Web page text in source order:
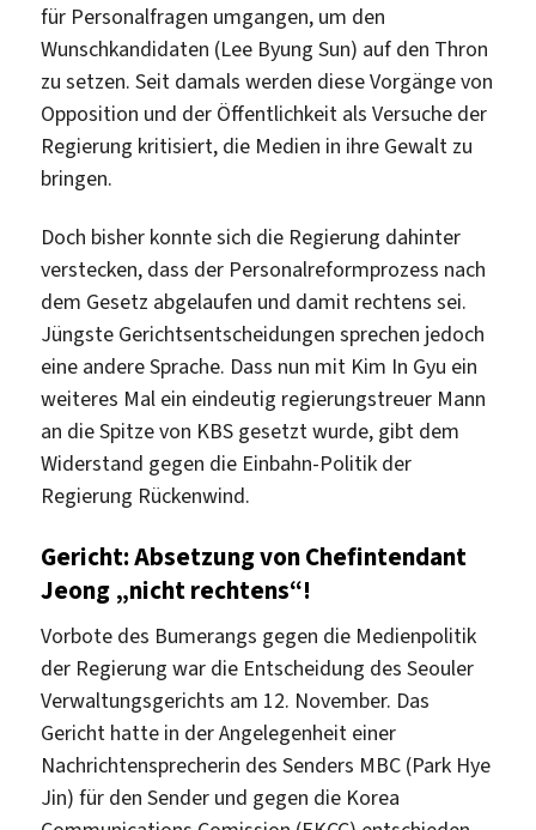
für Personalfragen umgangen, um den
Wunschkandidaten (Lee Byung Sun) auf den Thron
zu setzen. Seit damals werden diese Vorgänge von
Opposition und der Öffentlichkeit als Versuche der
Regierung kritisiert, die Medien in ihre Gewalt zu
bringen.
Doch bisher konnte sich die Regierung dahinter
verstecken, dass der Personalreformprozess nach
dem Gesetz abgelaufen und damit rechtens sei.
Jüngste Gerichtsentscheidungen sprechen jedoch
eine andere Sprache. Dass nun mit Kim In Gyu ein
weiteres Mal ein eindeutig regierungstreuer Mann
an die Spitze von KBS gesetzt wurde, gibt dem
Widerstand gegen die Einbahn-Politik der
Regierung Rückenwind.
Gericht: Absetzung von Chefintendant
Jeong „nicht rechtens“!
Vorbote des Bumerangs gegen die Medienpolitik
der Regierung war die Entscheidung des Seouler
Verwaltungsgerichts am 12. November. Das
Gericht hatte in der Angelegenheit einer
Nachrichtensprecherin des Senders MBC (Park Hye
Jin) für den Sender und gegen die Korea